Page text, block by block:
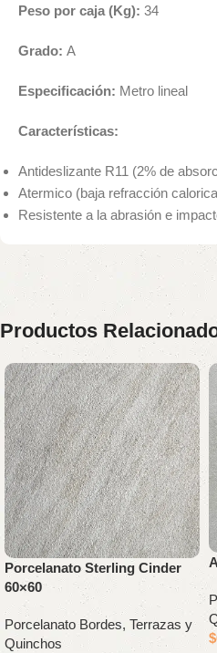
Peso por caja (Kg): 34
Grado: A
Especificación: Metro lineal
Características:
Antideslizante R11 (2% de
Atermico (baja refracción
Resistente a la abrasión e
Productos
Porcelanato Sterling Cinder
60×60
Porcelanato Bordes, Terrazas y
Quinchos
$